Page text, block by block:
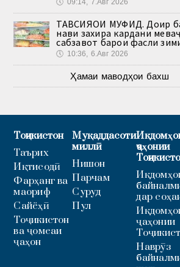
ТАВСИЯҲОИ МУФИД. Доир
нави захира кардани
сабзавот барои фасли
🕔 10:36, 6.Авг 2026
Ҳамаи маводҳои бахш
Тоҷикистон
Таърих
Иқтисодӣ
Фарҳанг ва
маориф
Сайёҳӣ
Тоҷикистон
ва ҷомеаи
ҷаҳон
Муқаддасоти
миллӣ
Нишон
Парчам
Суруд
Пул
ҷаҳонии
дар
ҷаҳонии
Наврӯз